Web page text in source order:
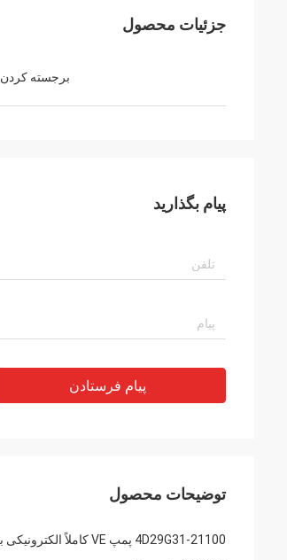
جزئیات محصول
برجسته کردن
پیام بگذارید
پیام فرستادن
توضیحات محصول
4D29G31-21100 پمپ VE کاملاً الکترونیکی برای موتور دیزل 4D29G31